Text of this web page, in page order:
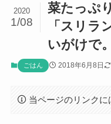
菜たっぷ
「スリラ
いがけで
2020
1/08
ごはん 2018年6月8日
当ページのリンクに